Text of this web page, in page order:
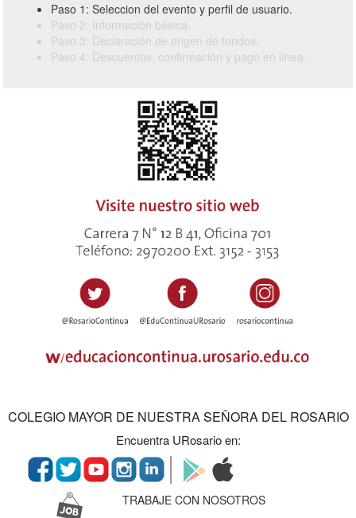
Paso 1: Seleccion del evento y perfil de usuario.
Paso 2: Información básica.
Paso 3: Declaración de origen de fondos.
Paso 4: Descuentos, confirmación y pago en línea.
COLEGIO MAYOR DE NUESTRA SEÑORA DEL ROSARIO
Encuentra URosario en:
TRABAJE CON NOSOTROS